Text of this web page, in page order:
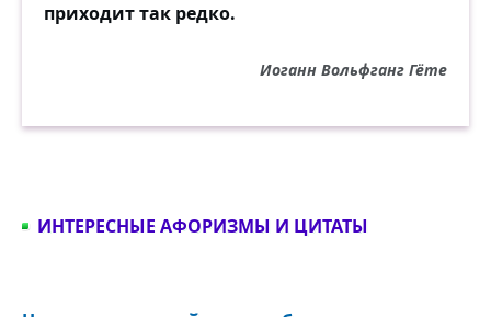
приходит так редко.
Иоганн Вольфганг Гёте
ИНТЕРЕСНЫЕ АФОРИЗМЫ И ЦИТАТЫ